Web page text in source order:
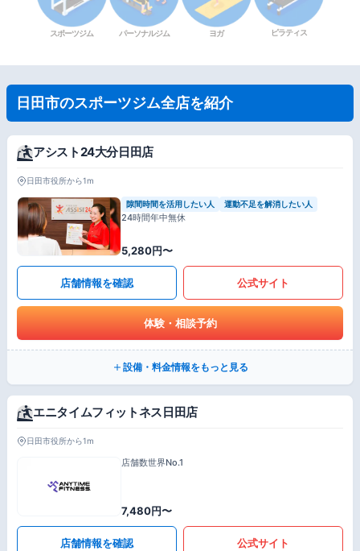
スポーツジム パーソナルジム ヨガ ピラティス
日田市のスポーツジム全店を紹介
アシスト24大分日田店
日田市役所から1m
隙間時間を活用したい人 運動不足を解消したい人
24時間年中無休
5,280円〜
店舗情報を確認 公式サイト
体験・相談予約
設備・料金情報をもっと見る
エニタイムフィットネス日田店
日田市役所から1m
店舗数世界No.1
7,480円〜
店舗情報を確認 公式サイト